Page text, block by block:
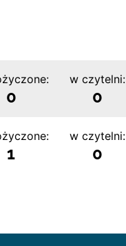
0
w czytelni:
0
1
w czytelni:
0